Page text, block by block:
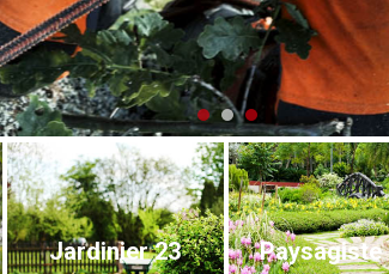
Jardinier 23 Paysagiste